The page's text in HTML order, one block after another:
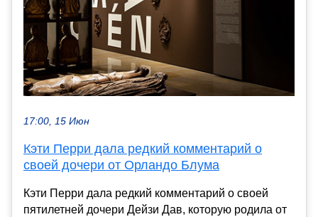
17:00, 15 Июн
Кэти Перри дала редкий комментарий о
своей дочери от Орландо Блума
Кэти Перри дала редкий комментарий о своей
пятилетней дочери Дейзи Дав, которую родила от